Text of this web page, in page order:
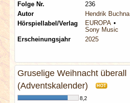
Folge Nr.
236
Autor
Hendrik Buchna
Hörspiellabel/Verlag
EUROPA
Sony Music
Erscheinungsjahr
2025
Gruselige Weihnacht überall
(Adventskalender)
HOT
8,2